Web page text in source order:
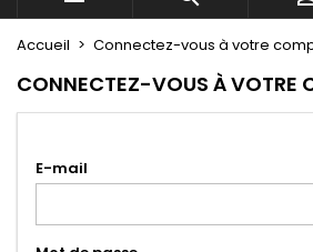
Accueil Connectez-vous à votre
CONNECTEZ-VOUS À VOTRE
E-mail